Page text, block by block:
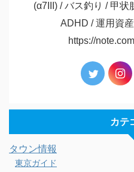
(α7III) / バス釣り / 甲
ADHD / 運用資
https://
カテ
タウン情報
東京ガイド